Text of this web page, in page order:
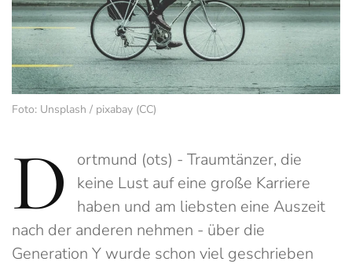
Foto: Unsplash / pixabay (CC)
D
ortmund (ots) - Traumtänzer, die
keine Lust auf eine große Karriere
haben und am liebsten eine Auszeit
nach der anderen nehmen - über die
Generation Y wurde schon viel geschrieben